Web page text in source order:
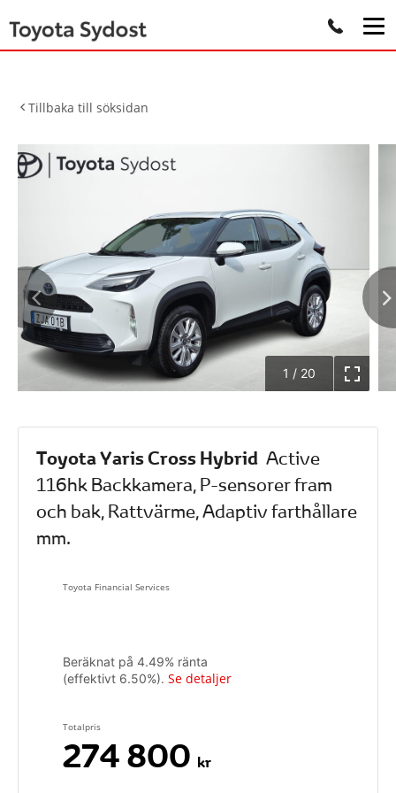
Tillbaka till söksidan
1 / 20
Toyota Yaris Cross Hybrid Active
116hk Backkamera, P-sensorer fram
och bak, Rattvärme, Adaptiv farthållare
mm.
Toyota Financial Services
Beräknat på 4.49% ränta
(effektivt 6.50%). Se detaljer
Totalpris
274 800 kr